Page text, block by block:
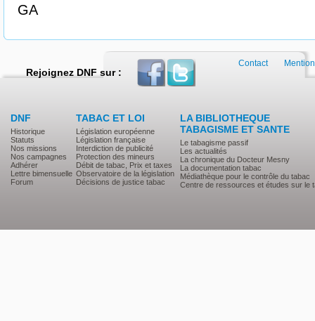
GA
Rejoignez DNF sur :
DNF
Historique
Statuts
Nos missions
Nos campagnes
Adhérer
Lettre bimensuelle
Forum
TABAC ET LOI
Législation européenne
Législation française
Interdiction de publicité
Protection des mineurs
Débit de tabac, Prix et taxes
Observatoire de la législation
Décisions de justice tabac
LA BIBLIOTHEQUE
TABAGISME ET SANTE
Le tabagisme passif
Les actualités
La chronique du Docteur Mesny
La documentation tabac
Médiathèque pour le contrôle du tabac
Centre de ressources et études sur le
Contact